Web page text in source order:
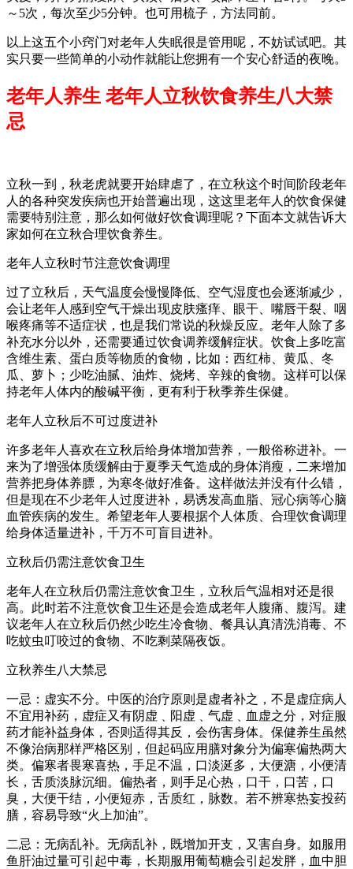
～5次，每次至少5分钟。也可用梳子，方法同前。
以上这五个小窍门对老年人失眠很是管用呢，不妨试试吧。其
实只要一些简单的小动作就能让您拥有一个安心舒适的夜晚。
老年人养生 老年人立秋饮食养生八大禁
忌
立秋一到，秋老虎就要开始肆虐了，在立秋这个时间阶段老年
人的各种突发疾病也开始普遍出现，这这里老年人的饮食保健
需要特别注意，那么如何做好饮食调理呢？下面本文就告诉大
家如何在立秋合理饮食养生。
老年人立秋时节注意饮食调理
过了立秋后，天气温度会慢慢降低、空气湿度也会逐渐减少，
会让老年人感到空气干燥出现皮肤瘙痒、眼干、嘴唇干裂、咽
喉疼痛等不适症状，也是我们常说的秋燥反应。老年人除了多
补充水分以外，还需要通过饮食调养缓解症状。饮食上多吃富
含维生素、蛋白质等物质的食物，比如：西红柿、黄瓜、冬
瓜、萝卜；少吃油腻、油炸、烧烤、辛辣的食物。这样可以保
持老年人体内的酸碱平衡，更有利于秋季养生保健。
老年人立秋后不可过度进补
许多老年人喜欢在立秋后给身体增加营养，一般俗称进补。一
来为了增强体质缓解由于夏季天气造成的身体消瘦，二来增加
营养把身体养膘，为寒冬做好准备。这样做法并没有什么错，
但是现在不少老年人过度进补，易诱发高血脂、冠心病等心脑
血管疾病的发生。希望老年人要根据个人体质、合理饮食调理
给身体适量进补，千万不可盲目进补。
立秋后仍需注意饮食卫生
老年人在立秋后仍需注意饮食卫生，立秋后气温相对还是很
高。此时若不注意饮食卫生还是会造成老年人腹痛、腹泻。建
议老年人在立秋后仍然少吃生冷食物、餐具认真清洗消毒、不
吃蚊虫叮咬过的食物、不吃剩菜隔夜饭。
立秋养生八大禁忌
一忌：虚实不分。中医的治疗原则是虚者补之，不是虚症病人
不宜用补药，虚症又有阴虚﹑阳虚﹑气虚﹑血虚之分，对症服
药才能补益身体，否则适得其反，会伤害身体。保健养生虽然
不像治病那样严格区别，但起码应用膳对象分为偏寒偏热两大
类。偏寒者畏寒喜热，手足不温，口淡涎多，大便溏，小便清
长，舌质淡脉沉细。偏热者，则手足心热，口干，口苦，口
臭，大便干结，小便短赤，舌质红，脉数。若不辨寒热妄投药
膳，容易导致“火上加油”。
二忌：无病乱补。无病乱补，既增加开支，又害自身。如服用
鱼肝油过量可引起中毒，长期服用葡萄糖会引起发胖，血中胆